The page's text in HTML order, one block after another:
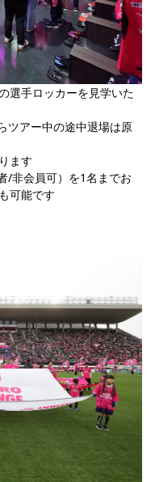
選手ロッカーを見学いた
ツアー中の途中退場は原
ます
/非会員可）を1名までお
可能です